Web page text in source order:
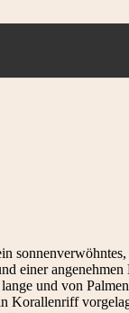
einer angenehmen
und von
Korallenriff